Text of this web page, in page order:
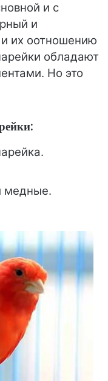
и с
и
их оотношению
обладают
Но это
медные.